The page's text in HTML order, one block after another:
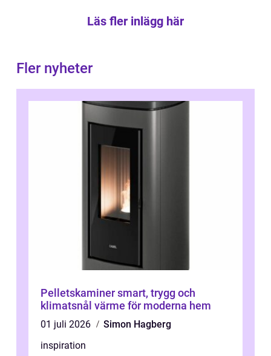
Läs fler inlägg här
Fler nyheter
Pelletskaminer smart, trygg och
klimatsnål värme för moderna hem
01 juli 2026
Simon Hagberg
inspiration